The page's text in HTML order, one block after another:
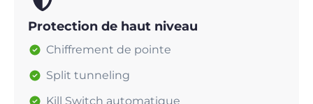
Protection de haut niveau
Chiffrement de pointe
Split tunneling
Kill Switch automatique